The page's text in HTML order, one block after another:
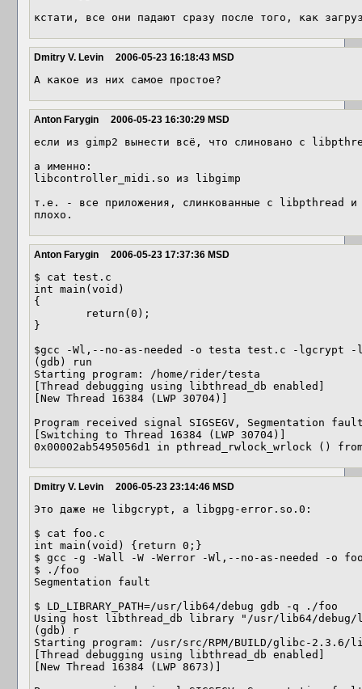
Dmitry V. Levin 2006-05-23 16:18:43 MSD
А какое из них самое простое?
Anton Farygin 2006-05-23 16:30:29 MSD
если из gimp2 вынести всё, что слиновано с
а именно:
libcontroller_midi.so из libgimp
т.е. - все приложения, слинкованные с libpthread и
Anton Farygin 2006-05-23 17:37:36 MSD
$ cat test.c
int main(void)
{
}
$gcc -Wl,--no-as-needed -o testa test.c -lgcrypt -
(gdb) run
Starting program: /home/rider/testa
[Thread debugging using libthread_db enabled]
[New Thread 16384 (LWP 30704)]
Program received signal SIGSEGV, Segmentation
[Switching to Thread 16384 (LWP 30704)]
Dmitry V. Levin 2006-05-23 23:14:46 MSD
Это даже не libgcrypt, а libgpg-error.so.0:
$ cat foo.c
int main(void) {return 0;}
$ gcc -g -Wall -W -Werror -Wl,--no-as-needed -o
$ ./foo
Segmentation fault
$ LD_LIBRARY_PATH=/usr/lib64/debug gdb -q ./foo
Using host libthread_db library "/usr/lib64/debug/
(gdb) r
Starting program: /usr/src/RPM/BUILD/glibc-2.3.6/
[Thread debugging using libthread_db enabled]
[New Thread 16384 (LWP 8673)]